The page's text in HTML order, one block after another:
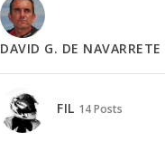
DAVID G. DE NAVARRETE
FIL 14 Posts